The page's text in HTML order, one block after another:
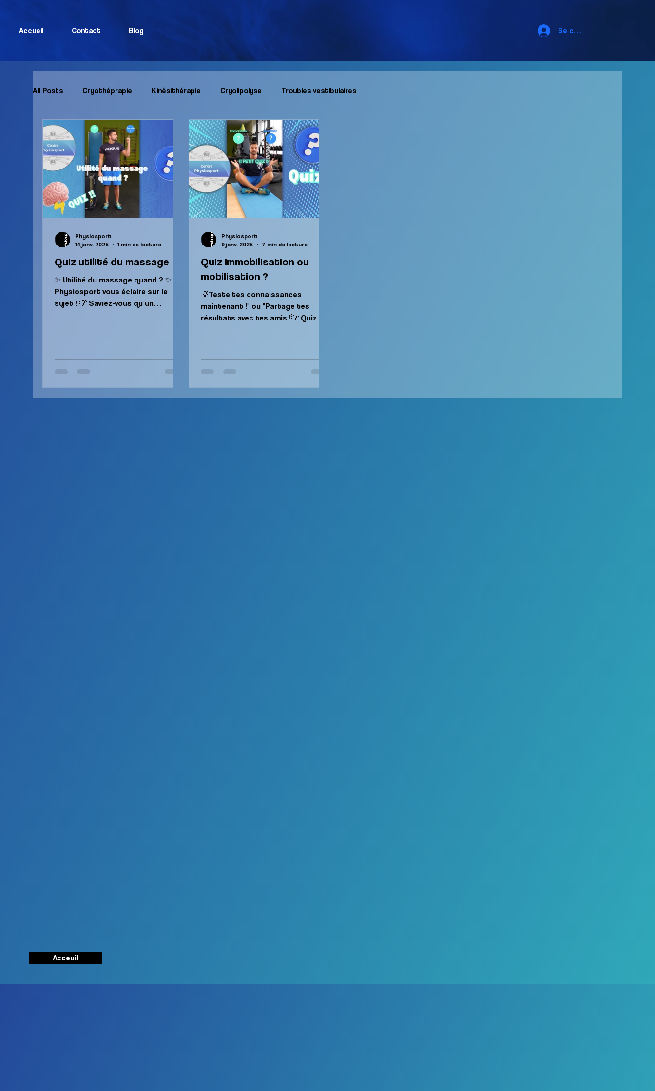
Se connecter
Accueil Contact Blog
All Posts Cryothéprapie Kinésithérapie Cryolipolyse Troubles vestibulaires
Quiz utilité du massage
✨ Utilité du massage quand ? ✨
Physiosport vous éclaire sur le
sujet ! 💡 Saviez-vous qu’un
Physiosport
14 janv. 2025
1 min de lecture
Quiz Immobilisation ou
mobilisation ?
💡Teste tes connaissances
maintenant !" ou "Partage tes
résultats avec tes amis !💡 Quiz
Physiosport
9 janv. 2025
7 min de lecture
Acceuil